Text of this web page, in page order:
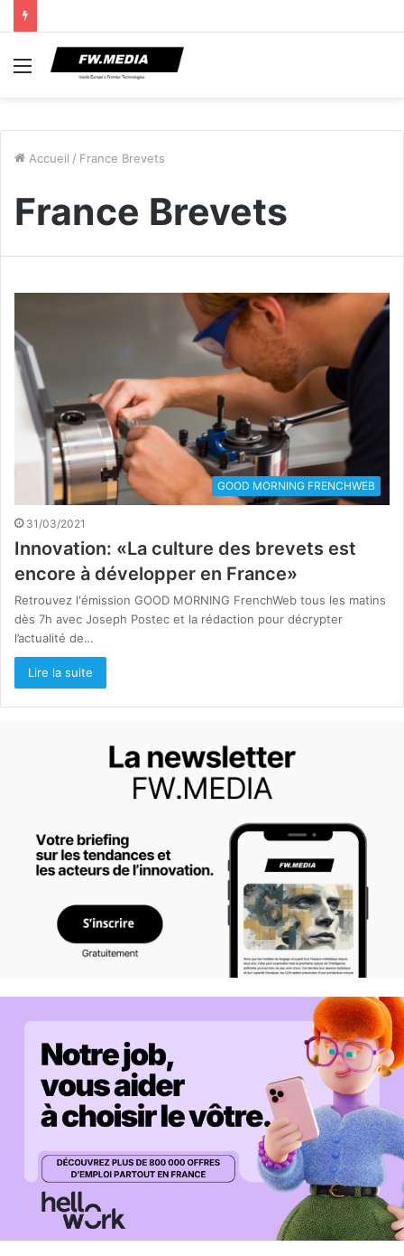
Menu
Accueil / France Brevets
France Brevets
GOOD MORNING FRENCHWEB
31/03/2021
Innovation: «La culture des brevets est
encore à développer en France»
Retrouvez l'émission GOOD MORNING FrenchWeb tous les matins
dès 7h avec Joseph Postec et la rédaction pour décrypter
l’actualité de…
Lire la suite